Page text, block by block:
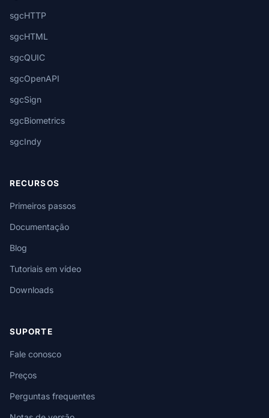
sgcHTTP
sgcHTML
sgcQUIC
sgcOpenAPI
sgcSign
sgcBiometrics
sgcIndy
RECURSOS
Primeiros passos
Documentação
Blog
Tutoriais em vídeo
Downloads
SUPORTE
Fale conosco
Preços
Perguntas frequentes